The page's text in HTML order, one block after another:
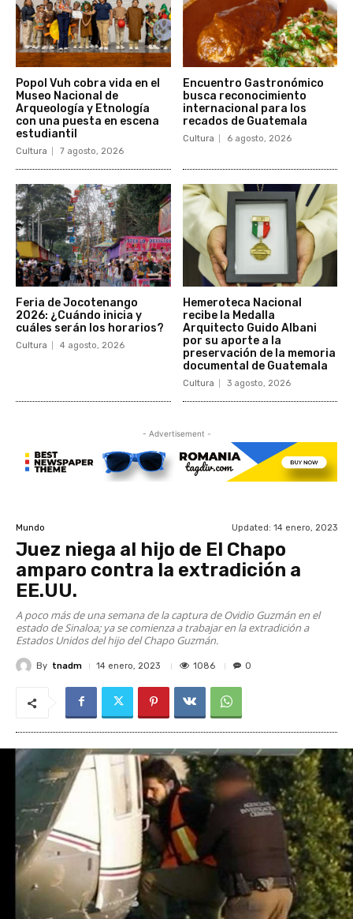
Popol Vuh cobra vida en el
Museo Nacional de
Arqueología y Etnología
con una puesta en escena
estudiantil
Cultura 7 agosto, 2026
Encuentro Gastronómico
busca reconocimiento
internacional para los
recados de Guatemala
Cultura 6 agosto, 2026
Feria de Jocotenango
2026: ¿Cuándo inicia y
cuáles serán los horarios?
Cultura 4 agosto, 2026
Hemeroteca Nacional
recibe la Medalla
Arquitecto Guido Albani
por su aporte a la
preservación de la memoria
documental de Guatemala
Cultura 3 agosto, 2026
- Advertisement -